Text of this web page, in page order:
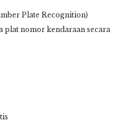
Plate Recognition)
plat nomor kendaraan secara